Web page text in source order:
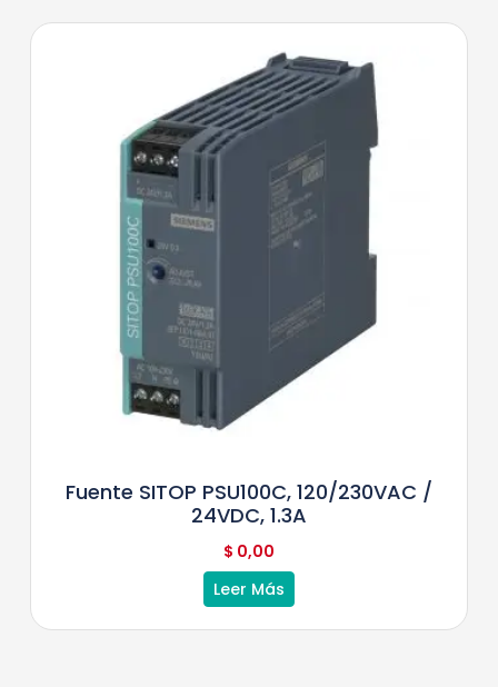
Fuente SITOP PSU100C, 120/230VAC /
24VDC, 1.3A
$ 0,00
Leer Más